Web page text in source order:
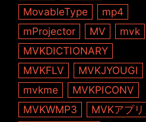
MovableType
mp4
mProjector
MV
mvk
MVKDICTIONARY
MVKFLV
MVKJYOUGI
mvkme
MVKPICONV
MVKWMP3
MVKアプリ